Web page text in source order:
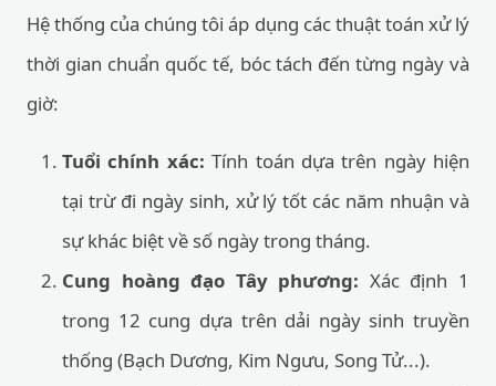
Hệ thống của chúng tôi áp dụng các thuật toán xử lý
thời gian chuẩn quốc tế, bóc tách đến từng ngày và
giờ:
Tuổi chính xác: Tính toán dựa trên ngày hiện
tại trừ đi ngày sinh, xử lý tốt các năm nhuận và
sự khác biệt về số ngày trong tháng.
Cung hoàng đạo Tây phương: Xác định 1
trong 12 cung dựa trên dải ngày sinh truyền
thống (Bạch Dương, Kim Ngưu, Song Tử...).